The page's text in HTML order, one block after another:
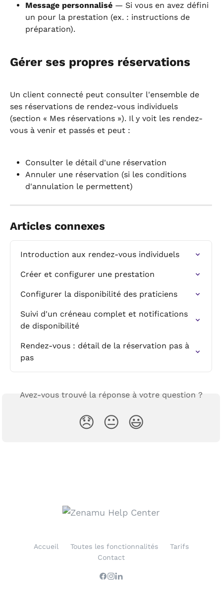
Message personnalisé — Si vous en avez défini
un pour la prestation (ex. : instructions de
préparation).
Gérer ses propres réservations
Un client connecté peut consulter l'ensemble de
ses réservations de rendez-vous individuels
(section « Mes réservations »). Il y voit les rendez-
vous à venir et passés et peut :
Consulter le détail d'une réservation
Annuler une réservation (si les conditions
d'annulation le permettent)
Articles connexes
Introduction aux rendez-vous individuels
Créer et configurer une prestation
Configurer la disponibilité des praticiens
Suivi d'un créneau complet et notifications
de disponibilité
Rendez-vous : détail de la réservation pas à
pas
Avez-vous trouvé la réponse à votre question ?
😞 😐 😃
Accueil Toutes les fonctionnalités
Tarifs
Contact